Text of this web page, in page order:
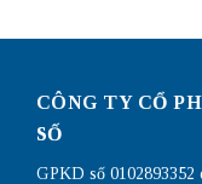
CÔNG TY CỔ
SỐ
GPKD số